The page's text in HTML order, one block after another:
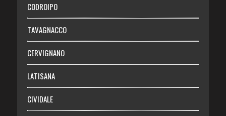
Chi siamo
Abbonati
Login
CODROIPO
TAVAGNACCO
CERVIGNANO
LATISANA
CIVIDALE